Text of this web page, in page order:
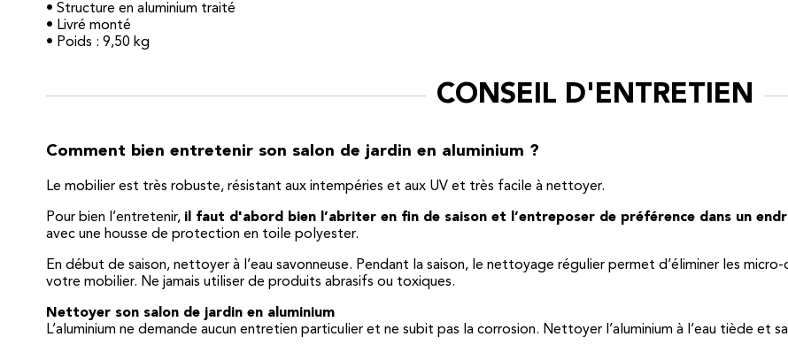
• Structure en aluminium traité
• Livré monté
• Poids : 9,50 kg
CONSEIL D'ENTRETIEN
Comment bien entretenir son salon de jardin en aluminium ?
Le mobilier est très robuste, résistant aux intempéries et aux UV et très facile à nettoyer.
Pour bien l’entretenir, il faut d'abord bien l’abriter en fin de saison et l’entreposer de préférence dans un
avec une housse de protection en toile polyester.
En début de saison, nettoyer à l’eau savonneuse. Pendant la saison, le nettoyage régulier permet d’éliminer les
votre mobilier. Ne jamais utiliser de produits abrasifs ou toxiques.
Nettoyer son salon de jardin en aluminium
L’aluminium ne demande aucun entretien particulier et ne subit pas la corrosion. Nettoyer l’aluminium à l’eau tiède et